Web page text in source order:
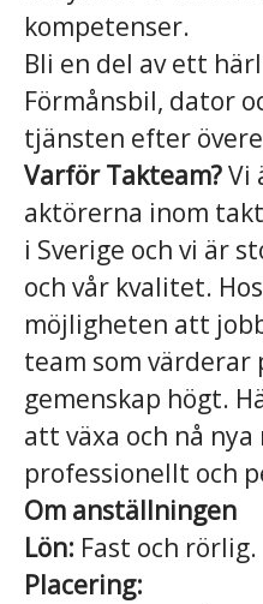
kompetenser.
Bli en del av ett
Förmånsbil, dator
tjänsten efter
Varför Takteam?Vi
aktörerna inom
i Sverige och vi är
och vår kvalitet.
möjligheten att
team som värderar
gemenskap högt.
att växa och nå nya
professionellt och
Om anställningen
Lön: Fast och rörlig.
Placering: